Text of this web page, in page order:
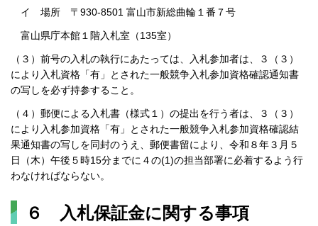
イ 場所 〒930-8501 富山市新総曲輪１番７号
富山県庁本館１階入札室（135室）
（３）前号の入札の執行にあたっては、入札参加者は、３（３）
により入札資格「有」とされた一般競争入札参加資格確認通知書
の写しを必ず持参すること。
（４）郵便による入札書（様式１）の提出を行う者は、３（３）
により入札参加資格「有」とされた一般競争入札参加資格確認結
果通知書の写しを同封のうえ、郵便書留により、令和８年３月５
日（木）午後５時15分までに４の(1)の担当部署に必着するよう行
わなければならない。
６ 入札保証金に関する事項